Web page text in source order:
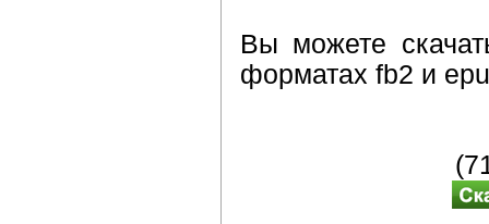
Вы можете
форматах fb2 и